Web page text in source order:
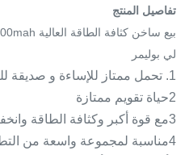
تفاصيل المنتج
لي بوليمر
1. تحمل ممتاز للإساءة و صديقة للبيئة
2حياة تقويم ممتازة
3مع قوة أكبر وكثافة الطاقة وانخفاض المعوقة.
4مناسبة لمجموعة واسعة من التطبيقات وتصميمات النظام.